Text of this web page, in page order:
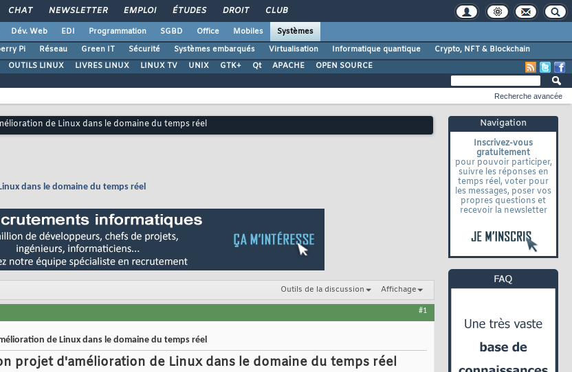
CHAT NEWSLETTER EMPLOI ÉTUDES DROIT CLUB
Dév. Web EDI Programmation SGBD Office Mobiles
Systèmes
Pi Réseau Green IT Sécurité Systèmes embarqués Virtualisation Informatique quantique
Crypto, NFT & Blockchain
OUTILS LINUX LIVRES LINUX LINUX TV UNIX GTK+ Qt APACHE OPEN SOURCE
Navigation
Inscrivez-vous
gratuitement
pour pouvoir participer,
suivre les réponses en
temps réel, voter pour
les messages, poser vos
propres questions et
recevoir la newsletter
Recherche avancée
de Linux dans le domaine du temps réel
dans le domaine du temps réel
Outils de la discussion Affichage
#1
de Linux dans le domaine du temps réel
projet d'amélioration de Linux dans le domaine du temps réel